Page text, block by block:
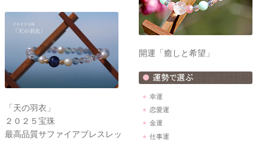
「天の羽衣」
２０２５宝珠
最高品質サファイアブレスレッ
開運「癒しと希望」
幸運
恋愛運
金運
仕事運